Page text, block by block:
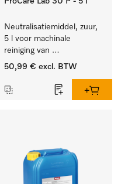
Neutralisatiemiddel, zuur,
5 l voor machinale
reiniging van
laboratoriumglaswerk en -
50,99 € excl. BTW